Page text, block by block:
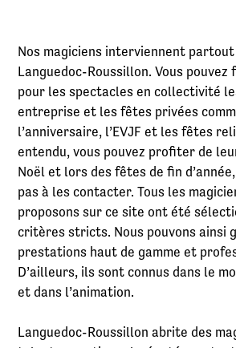
Nos magiciens interviennent partout
Languedoc-Roussillon. Vous pouvez
pour les spectacles en collectivité
entreprise et les fêtes privées
l’anniversaire, l’EVJF et les fêtes
entendu, vous pouvez profiter de
Noël et lors des fêtes de fin
pas à les contacter. Tous les
proposons sur ce site ont été
critères stricts. Nous pouvons ainsi
prestations haut de gamme et
D’ailleurs, ils sont connus dans le
et dans l’animation.
Languedoc-Roussillon abrite des